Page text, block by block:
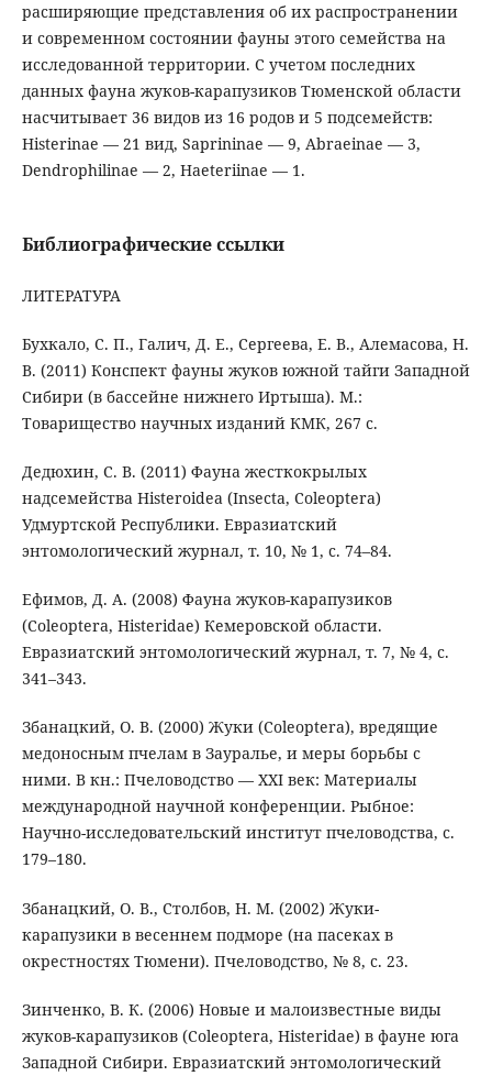
расширяющие представления об их распространении
и современном состоянии фауны этого семейства на
исследованной территории. С учетом последних
данных фауна жуков-карапузиков Тюменской области
насчитывает 36 видов из 16 родов и 5 подсемейств:
Histerinae — 21 вид, Saprininae — 9, Abraeinae — 3,
Dendrophilinae — 2, Haeteriinae — 1.
Библиографические ссылки
ЛИТЕРАТУРА
Бухкало, С. П., Галич, Д. Е., Сергеева, Е. В., Алемасова, Н.
В. (2011) Конспект фауны жуков южной тайги Западной
Сибири (в бассейне нижнего Иртыша). М.:
Товарищество научных изданий КМК, 267 с.
Дедюхин, С. В. (2011) Фауна жесткокрылых
надсемейства Histeroidea (Insecta, Coleoptera)
Удмуртской Республики. Евразиатский
энтомологический журнал, т. 10, № 1, с. 74–84.
Ефимов, Д. А. (2008) Фауна жуков-карапузиков
(Coleoptera, Histeridae) Кемеровской области.
Евразиатский энтомологический журнал, т. 7, № 4, с.
341–343.
Збанацкий, О. В. (2000) Жуки (Coleoptera), вредящие
медоносным пчелам в Зауралье, и меры борьбы с
ними. В кн.: Пчеловодство — XXI век: Материалы
международной научной конференции. Рыбное:
Научно-исследовательский институт пчеловодства, с.
179–180.
Збанацкий, О. В., Столбов, Н. М. (2002) Жуки-
карапузики в весеннем подморе (на пасеках в
окрестностях Тюмени). Пчеловодство, № 8, с. 23.
Зинченко, В. К. (2006) Новые и малоизвестные виды
жуков-карапузиков (Coleoptera, Histeridae) в фауне юга
Западной Сибири. Евразиатский энтомологический